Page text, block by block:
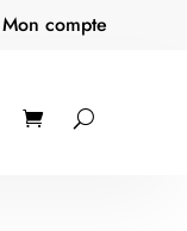
Mon compte